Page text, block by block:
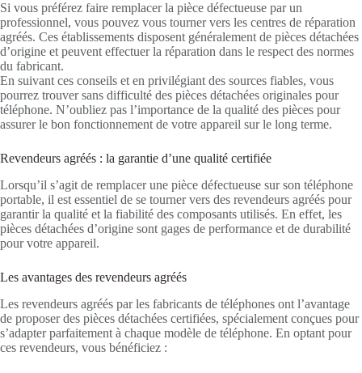
Si vous préférez faire remplacer la pièce défectueuse par un
professionnel, vous pouvez vous tourner vers les centres de réparation
agréés. Ces établissements disposent généralement de pièces détachées
d’origine et peuvent effectuer la réparation dans le respect des normes
du fabricant.
En suivant ces conseils et en privilégiant des sources fiables, vous
pourrez trouver sans difficulté des pièces détachées originales pour
téléphone. N’oubliez pas l’importance de la qualité des pièces pour
assurer le bon fonctionnement de votre appareil sur le long terme.
Revendeurs agréés : la garantie d’une qualité certifiée
Lorsqu’il s’agit de remplacer une pièce défectueuse sur son téléphone
portable, il est essentiel de se tourner vers des revendeurs agréés pour
garantir la qualité et la fiabilité des composants utilisés. En effet, les
pièces détachées d’origine sont gages de performance et de durabilité
pour votre appareil.
Les avantages des revendeurs agréés
Les revendeurs agréés par les fabricants de téléphones ont l’avantage
de proposer des pièces détachées certifiées, spécialement conçues pour
s’adapter parfaitement à chaque modèle de téléphone. En optant pour
ces revendeurs, vous bénéficiez :